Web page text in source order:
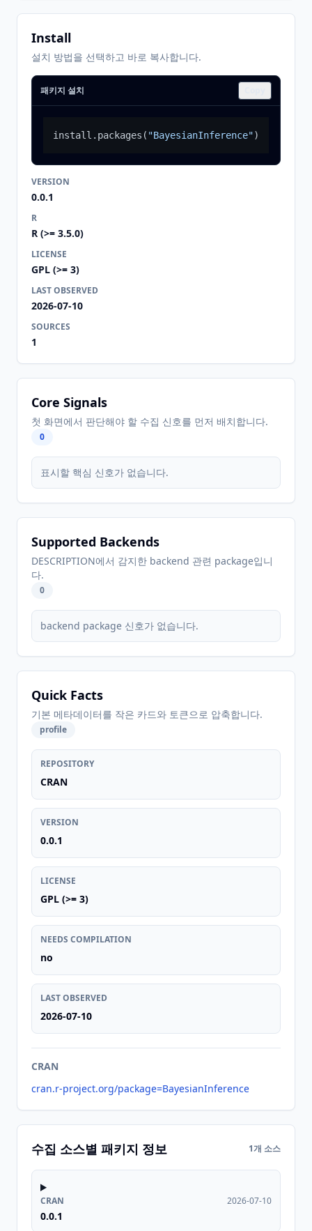
Install
설치 방법을 선택하고 바로 복사합니다.
패키지 설치
install.packages ( "BayesianInference")
VERSION
0.0.1
R
R (>= 3.5.0)
LICENSE
GPL (>= 3)
LAST OBSERVED
2026-07-10
SOURCES
1
Core Signals
첫 화면에서 판단해야 할 수집 신호를 먼저 배치합니다.
0
표시할 핵심 신호가 없습니다.
Supported Backends
DESCRIPTION에서 감지한 backend 관련 package입니
다.
0
backend package 신호가 없습니다.
Quick Facts
기본 메타데이터를 작은 카드와 토큰으로 압축합니다.
profile
REPOSITORY
CRAN
VERSION
0.0.1
LICENSE
GPL (>= 3)
NEEDS COMPILATION
no
LAST OBSERVED
2026-07-10
CRAN
cran.r-project.org/package=BayesianInference
수집 소스별 패키지 정보 1개 소스
CRAN
0.0.1
2026-07-10